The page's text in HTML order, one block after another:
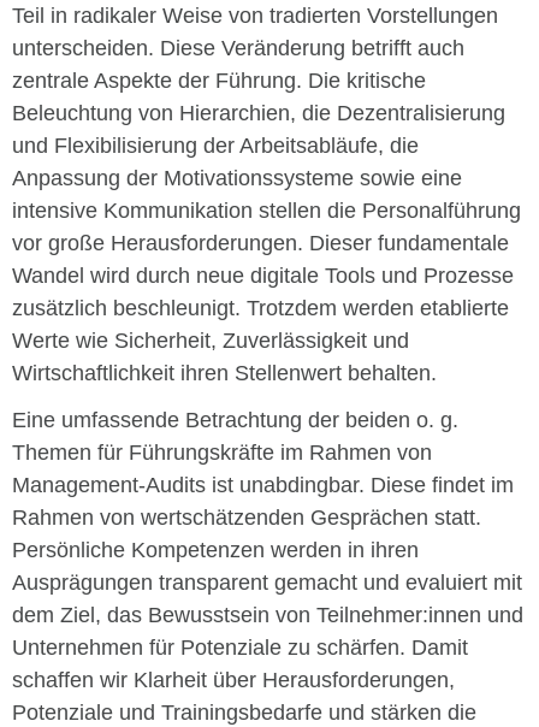
Teil in radikaler Weise von tradierten Vorstellungen
unterscheiden. Diese Veränderung betrifft auch
zentrale Aspekte der Führung. Die kritische
Beleuchtung von Hierarchien, die Dezentralisierung
und Flexibilisierung der Arbeitsabläufe, die
Anpassung der Motivationssysteme sowie eine
intensive Kommunikation stellen die Personalführung
vor große Herausforderungen. Dieser fundamentale
Wandel wird durch neue digitale Tools und Prozesse
zusätzlich beschleunigt. Trotzdem werden etablierte
Werte wie Sicherheit, Zuverlässigkeit und
Wirtschaftlichkeit ihren Stellenwert behalten.
Eine umfassende Betrachtung der beiden o. g.
Themen für Führungskräfte im Rahmen von
Management-Audits ist unabdingbar. Diese findet im
Rahmen von wertschätzenden Gesprächen statt.
Persönliche Kompetenzen werden in ihren
Ausprägungen transparent gemacht und evaluiert mit
dem Ziel, das Bewusstsein von Teilnehmer:innen und
Unternehmen für Potenziale zu schärfen. Damit
schaffen wir Klarheit über Herausforderungen,
Potenziale und Trainingsbedarfe und stärken die